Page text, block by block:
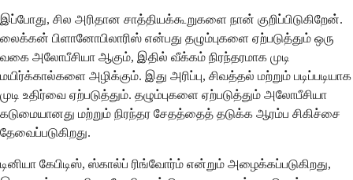
இப்போது, ​​சில அரிதான சாத்தியக்கூறுகளை நான் குறிப்பிடுகிறேன்.
லைக்கன் பிளானோபிலாரிஸ் என்பது தழும்புகளை ஏற்படுத்தும் ஒரு
வகை அலோபீசியா ஆகும், இதில் வீக்கம் நிரந்தரமாக முடி
மயிர்க்கால்களை அழிக்கும். இது அரிப்பு, சிவத்தல் மற்றும் படிப்படியாக
முடி உதிர்வை ஏற்படுத்தும். தழும்புகளை ஏற்படுத்தும் அலோபீசியா
கடுமையானது மற்றும் நிரந்தர சேதத்தைத் தடுக்க ஆரம்ப சிகிச்சை
தேவைப்படுகிறது.
டினியா கேபிடிஸ், ஸ்கால்ப் ரிங்வோர்ம் என்றும் அழைக்கப்படுகிறது,